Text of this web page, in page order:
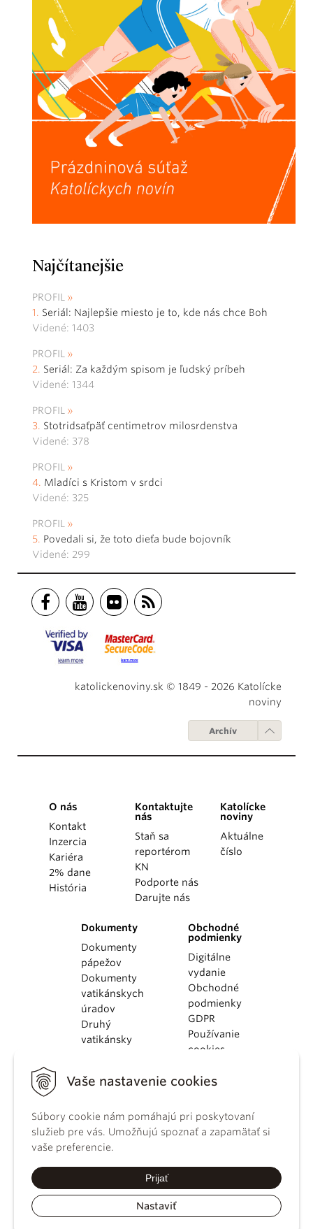
Vaše nastavenie cookies
Súbory cookie nám pomáhajú pri poskytovaní
služieb pre vás. Umožňujú spoznať a zapamätať si
vaše preferencie.
Prijať
Nastaviť
Najčítanejšie
PROFIL
Seriál: Najlepšie miesto je to, kde nás chce Boh
Videné: 1403
PROFIL
Seriál: Za každým spisom je ľudský príbeh
Videné: 1344
PROFIL
Stotridsaťpäť centimetrov milosrdenstva
Videné: 378
PROFIL
Mladíci s Kristom v srdci
Videné: 325
PROFIL
Povedali si, že toto dieťa bude bojovník
Videné: 299
katolickenoviny.sk © 1849 - 2026 Katolícke
noviny
Archív
O nás
Kontakt
Inzercia
Kariéra
2% dane
História
Kontaktujte
nás
Staň sa
reportérom
KN
Podporte nás
Darujte nás
Katolícke
noviny
Aktuálne
číslo
Dokumenty
Dokumenty
pápežov
Dokumenty
vatikánskych
úradov
Druhý
vatikánsky
KBS
kánonického
práva
Katechizmus
Obchodné
podmienky
Digitálne
vydanie
Obchodné
podmienky
GDPR
Používanie
cookies